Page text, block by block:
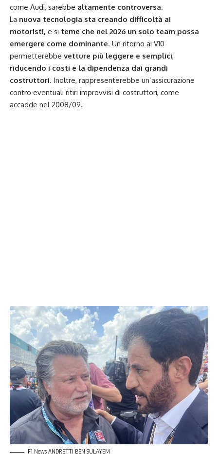
come Audi, sarebbe altamente controversa.
La nuova tecnologia sta creando difficoltà ai
motoristi, e si teme che nel 2026 un solo team possa
emergere come dominante. Un ritorno ai V10
permetterebbe vetture più leggere e semplici,
riducendo i costi e la dipendenza dai grandi
costruttori. Inoltre, rappresenterebbe un’assicurazione
contro eventuali ritiri improvvisi di costruttori, come
accadde nel 2008/09.
F1 News ANDRETTI BEN SULAYEM